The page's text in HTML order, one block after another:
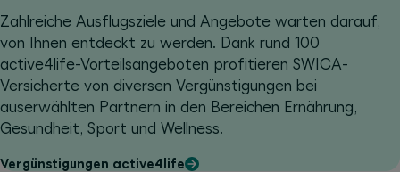
Zahlreiche Ausflugsziele und Angebote warten darauf,
von Ihnen entdeckt zu werden. Dank rund 100
active4life-Vorteilsangeboten profitieren SWICA-
Versicherte von diversen Vergünstigungen bei
auserwählten Partnern in den Bereichen Ernährung,
Gesundheit, Sport und Wellness.
Vergünstigungen active4life